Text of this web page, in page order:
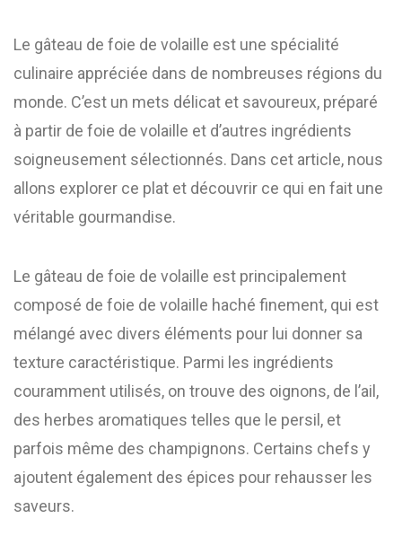
Le gâteau de foie de volaille est une spécialité
culinaire appréciée dans de nombreuses régions du
monde. C’est un mets délicat et savoureux, préparé
à partir de foie de volaille et d’autres ingrédients
soigneusement sélectionnés. Dans cet article, nous
allons explorer ce plat et découvrir ce qui en fait une
véritable gourmandise.
Le gâteau de foie de volaille est principalement
composé de foie de volaille haché finement, qui est
mélangé avec divers éléments pour lui donner sa
texture caractéristique. Parmi les ingrédients
couramment utilisés, on trouve des oignons, de l’ail,
des herbes aromatiques telles que le persil, et
parfois même des champignons. Certains chefs y
ajoutent également des épices pour rehausser les
saveurs.